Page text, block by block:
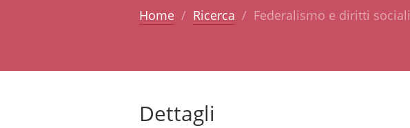
Home Ricerca Federalismo e diritti sociali
Dettagli